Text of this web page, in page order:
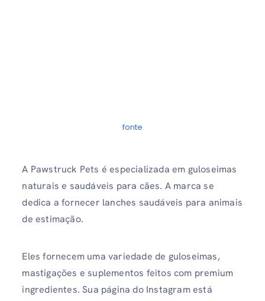
fonte
A Pawstruck Pets é especializada em guloseimas
naturais e saudáveis ​​para cães. A marca se
dedica a fornecer lanches saudáveis ​​para animais
de estimação.
Eles fornecem uma variedade de guloseimas,
mastigações e suplementos feitos com premium
ingredientes. Sua página do Instagram está